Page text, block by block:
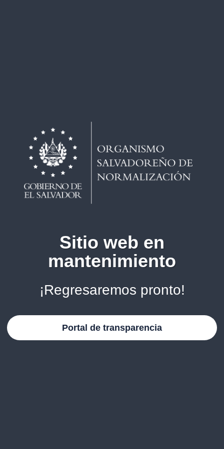
Sitio web en
mantenimiento
¡Regresaremos pronto!
Portal de transparencia